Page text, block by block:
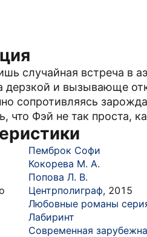
случайная встреча в
дерзкой и вызывающе
сопротивляясь
что Фэй не так проста,
Пемброк Софи
Кокорева М. А.
Попова Л. В.
Центрполиграф, 2015
Любовные романы серия
Лабиринт
Современная